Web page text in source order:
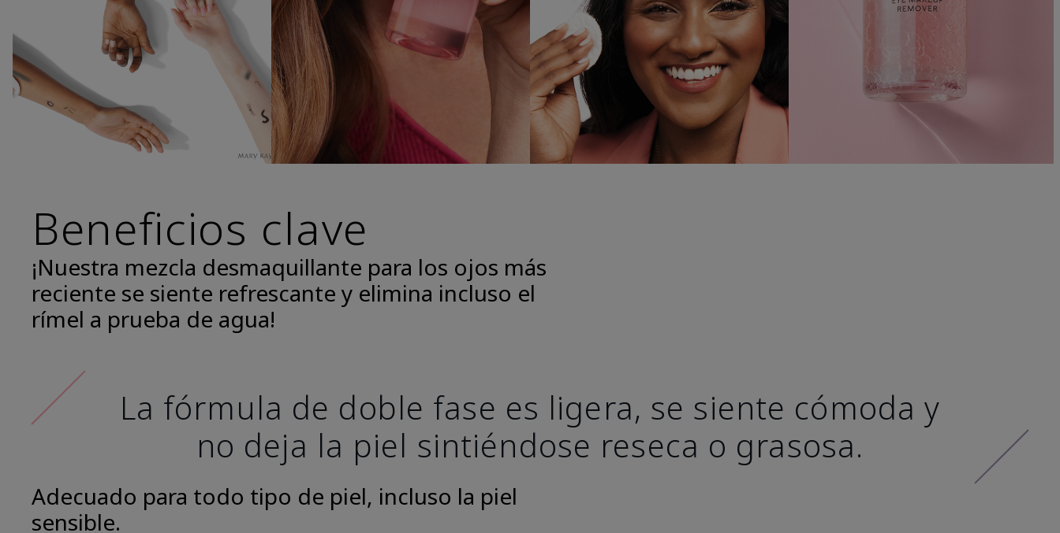
Beneficios clave
¡Nuestra mezcla desmaquillante para los ojos más
reciente se siente refrescante y elimina incluso el
rímel a prueba de agua!
La fórmula de doble fase es ligera, se siente cómoda y
no deja la piel sintiéndose reseca o grasosa.
Adecuado para todo tipo de piel, incluso la piel
sensible.